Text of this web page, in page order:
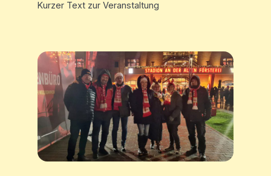
Kurzer Text zur Veranstaltung